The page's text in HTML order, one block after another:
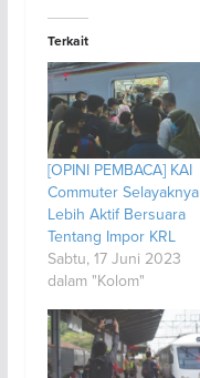
Terkait
[OPINI PEMBACA] KAI
Commuter Selayaknya
Lebih Aktif Bersuara
Tentang Impor KRL
Sabtu, 17 Juni 2023
dalam "Kolom"